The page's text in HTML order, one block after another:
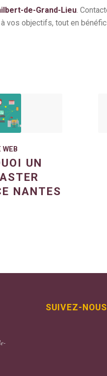
de-Grand-Lieu.
objectifs, tout en
WEB
UN
NANTES
SUIVEZ-